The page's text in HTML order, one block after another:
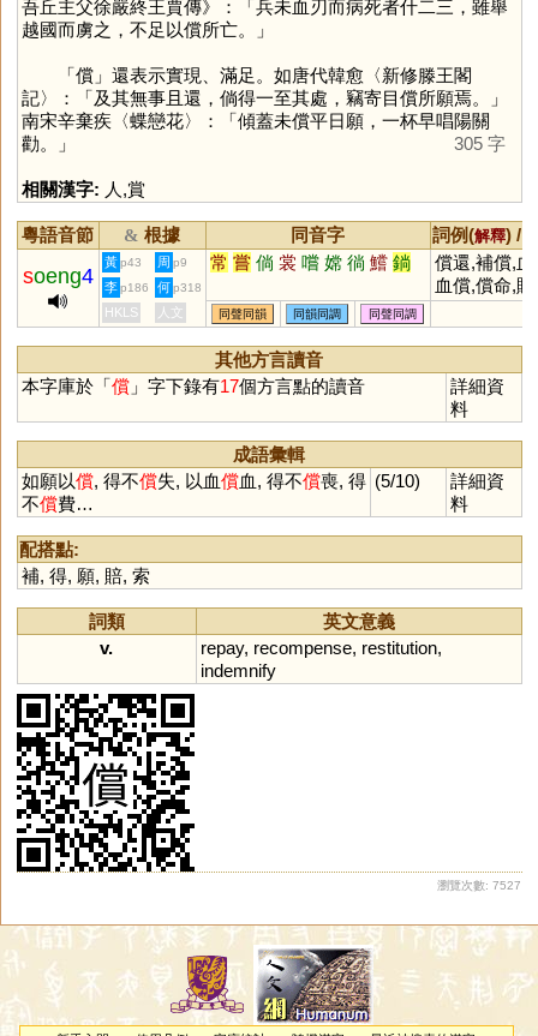
吾丘主父徐嚴終王賈傳》：「兵未血刃而病死者什二三，雖舉
越國而虜之，不足以償所亡。」
「償」還表示實現、滿足。如唐代韓愈〈新修滕王閣
記〉：「及其無事且還，倘得一至其處，竊寄目償所願焉。」
南宋辛棄疾〈蝶戀花〉：「傾蓋未償平日願，一杯早唱陽關
勸。」
305 字
相關漢字: 人,賞
粵語音節 & 根據 同音字 詞例(解釋) /
soeng4
黃 p43 周 p9 常 嘗 倘 裳 嚐 嫦 徜 鱨 鋿
償還,補償,血
血償,償命,賠
償,抵償,索償,
無償契約,得
所願,得不償
如願以償
李 p186 何 p318
HKLS 人文 同聲同韻 同韻同調 同聲同調
其他方言讀音
本字庫於「償」字下錄有17個方言點的讀音
詳細資
料
成語彙輯
如願以償, 得不償失, 以血償血, 得不償喪, 得
不償費…
(5/10)
詳細資
料
配搭點:
補, 得, 願, 賠, 索
詞類
英文意義
v.
repay, recompense, restitution,
indemnify
瀏覽次數: 7527